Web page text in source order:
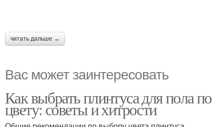
читать дальше →
Вас может заинтересовать
Как выбрать плинтуса для пола по
цвету: советы и хитрости